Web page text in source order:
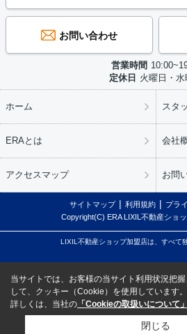
お問い合わせ
営業時間
定休日 火曜日・水
ホーム スタ
ERAとは 会社
アクセスマップ お問
サイトマップ 利用規約
プラ
Copyright(C) ERA LIXIL不動産ショ
LIXIL不動産ショップ加盟店は、すべて
当サイトでは、お客様の当サイト利用状況把
して、クッキー（Cookie）を使用しています。
詳しくは、当社の 「Cookieの取扱いについて」
閉じる